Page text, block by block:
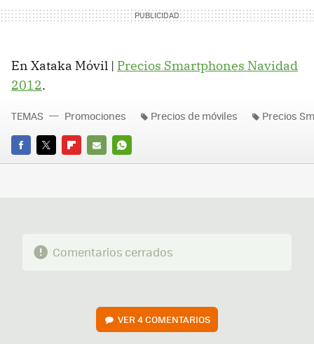
En Xataka Móvil | Precios Smartphones Navidad
2012.
FACEBOOK
TWITTERFLIPBOARD
E-
WHATSAPP
TEMAS Promociones Precios de móviles Precios
Comentarios cerrados
VER4 COMENTARIOS